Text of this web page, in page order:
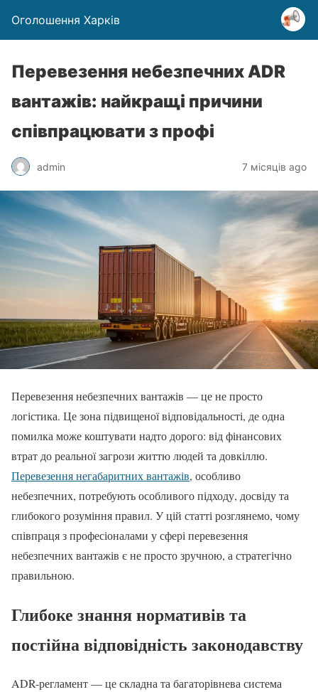
Оголошення Харків
Перевезення небезпечних ADR
вантажів: найкращі причини
співпрацювати з профі
admin 7 місяців ago
Перевезення небезпечних вантажів — це не просто
логістика. Це зона підвищеної відповідальності, де одна
помилка може коштувати надто дорого: від фінансових
втрат до реальної загрози життю людей та довкіллю.
Перевезення негабаритних вантажів, особливо
небезпечних, потребують особливого підходу, досвіду та
глибокого розуміння правил. У цій статті розглянемо, чому
співпраця з професіоналами у сфері перевезення
небезпечних вантажів є не просто зручною, а стратегічно
правильною.
Глибоке знання нормативів та
постійна відповідність законодавству
ADR-регламент — це складна та багаторівнева система